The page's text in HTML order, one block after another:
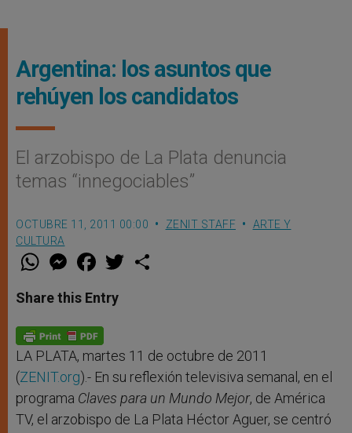
Argentina: los asuntos que
rehúyen los candidatos
El arzobispo de La Plata denuncia
temas “innegociables”
OCTUBRE 11, 2011 00:00 ZENIT STAFF
ARTE Y
CULTURA
W
t
s
p
p
M
e
s
e
g
e
r
F
a
e
b
o
k
w
Share this Entry
LA PLATA, martes 11 de octubre de 2011
(ZENIT.org).- En su reflexión televisiva semanal, en el
programa Claves para un Mundo Mejor, de América
TV, el arzobispo de La Plata Héctor Aguer, se centró